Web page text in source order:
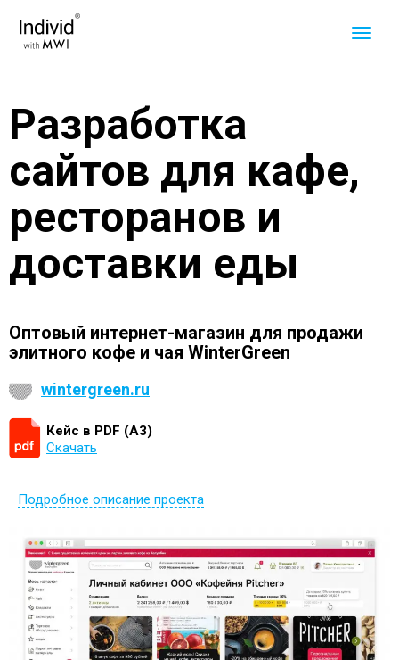
Разработка
сайтов для кафе,
ресторанов и
доставки еды
Оптовый интернет-магазин для продажи
элитного кофе и чая WinterGreen
wintergreen.ru
Кейс в PDF (А3)
Скачать
Подробное описание проекта